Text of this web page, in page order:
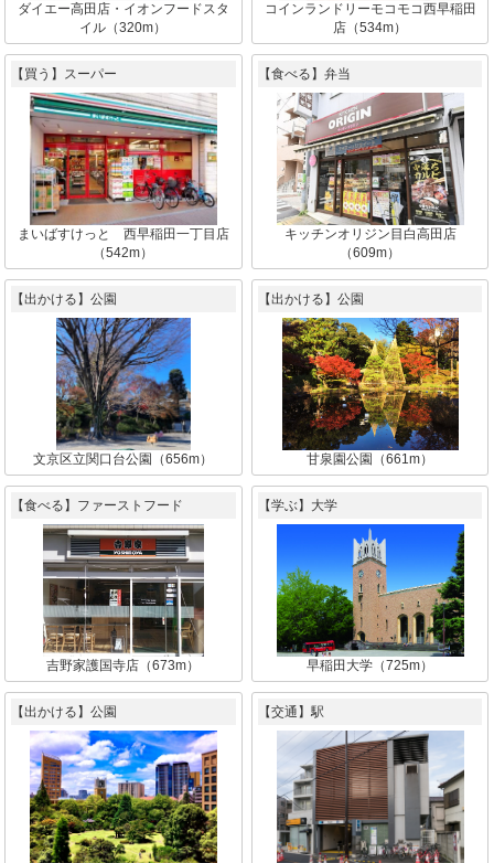
ダイエー高田店・イオンフードスタ
イル（320m）
コインランドリーモコモコ西早稲田
店（534m）
【買う】スーパー
まいばすけっと 西早稲田一丁目店
（542m）
【食べる】弁当
キッチンオリジン目白高田店
（609m）
【出かける】公園
文京区立関口台公園（656m）
【出かける】公園
甘泉園公園（661m）
【食べる】ファーストフード
吉野家護国寺店（673m）
【学ぶ】大学
早稲田大学（725m）
【出かける】公園 【交通】駅